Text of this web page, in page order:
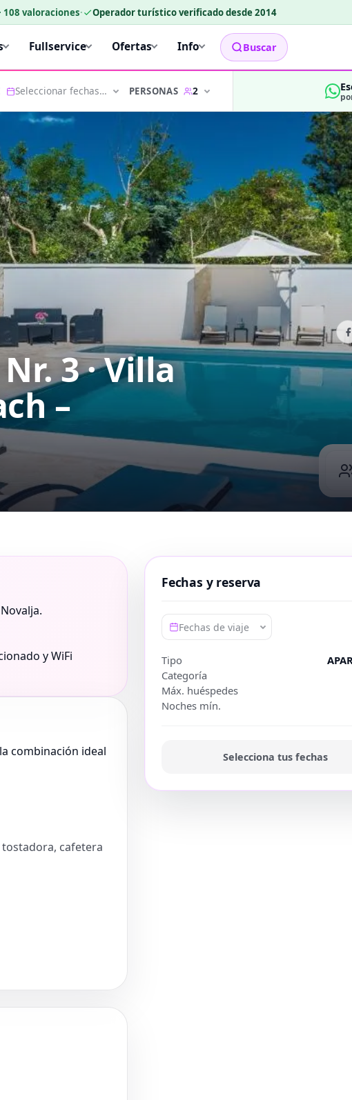
108 valoraciones· Operador turístico verificado desde 2014
Fullservice Ofertas Info Buscar
Seleccionar fechas… PERSONAS 2
3 · Villa
–
y WiFi
combinación ideal
cafetera
Fechas y reserva
Fechas de viaje
Tipo
Categoría
Máx. huéspedes
Noches mín.
Selecciona tus fechas